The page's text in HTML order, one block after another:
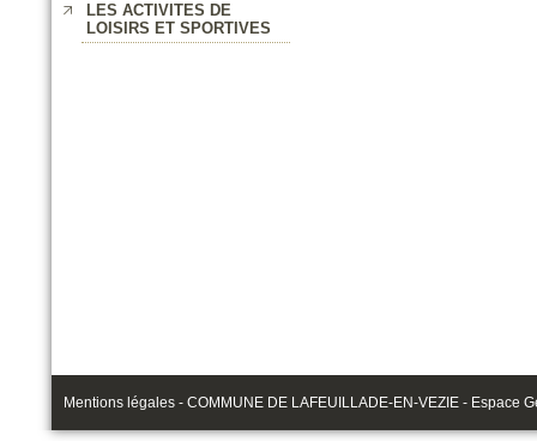
LES ACTIVITES DE
LOISIRS ET SPORTIVES
Mentions légales - COMMUNE DE LAFEUILLADE-EN-VEZIE - Espace